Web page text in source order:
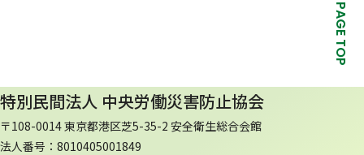
PAGE TOP
特別民間法人 中央労働災害防止協会
〒108-0014 東京都港区芝5-35-2 安全衛生総合会館
法人番号：8010405001849